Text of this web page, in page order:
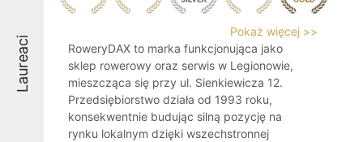
Laureaci
Pokaż więcej >>
RoweryDAX to marka funkcjonująca jako
sklep rowerowy oraz serwis w Legionowie,
mieszcząca się przy ul. Sienkiewicza 12.
Przedsiębiorstwo działa od 1993 roku,
konsekwentnie budując silną pozycję na
rynku lokalnym dzięki wszechstronnej